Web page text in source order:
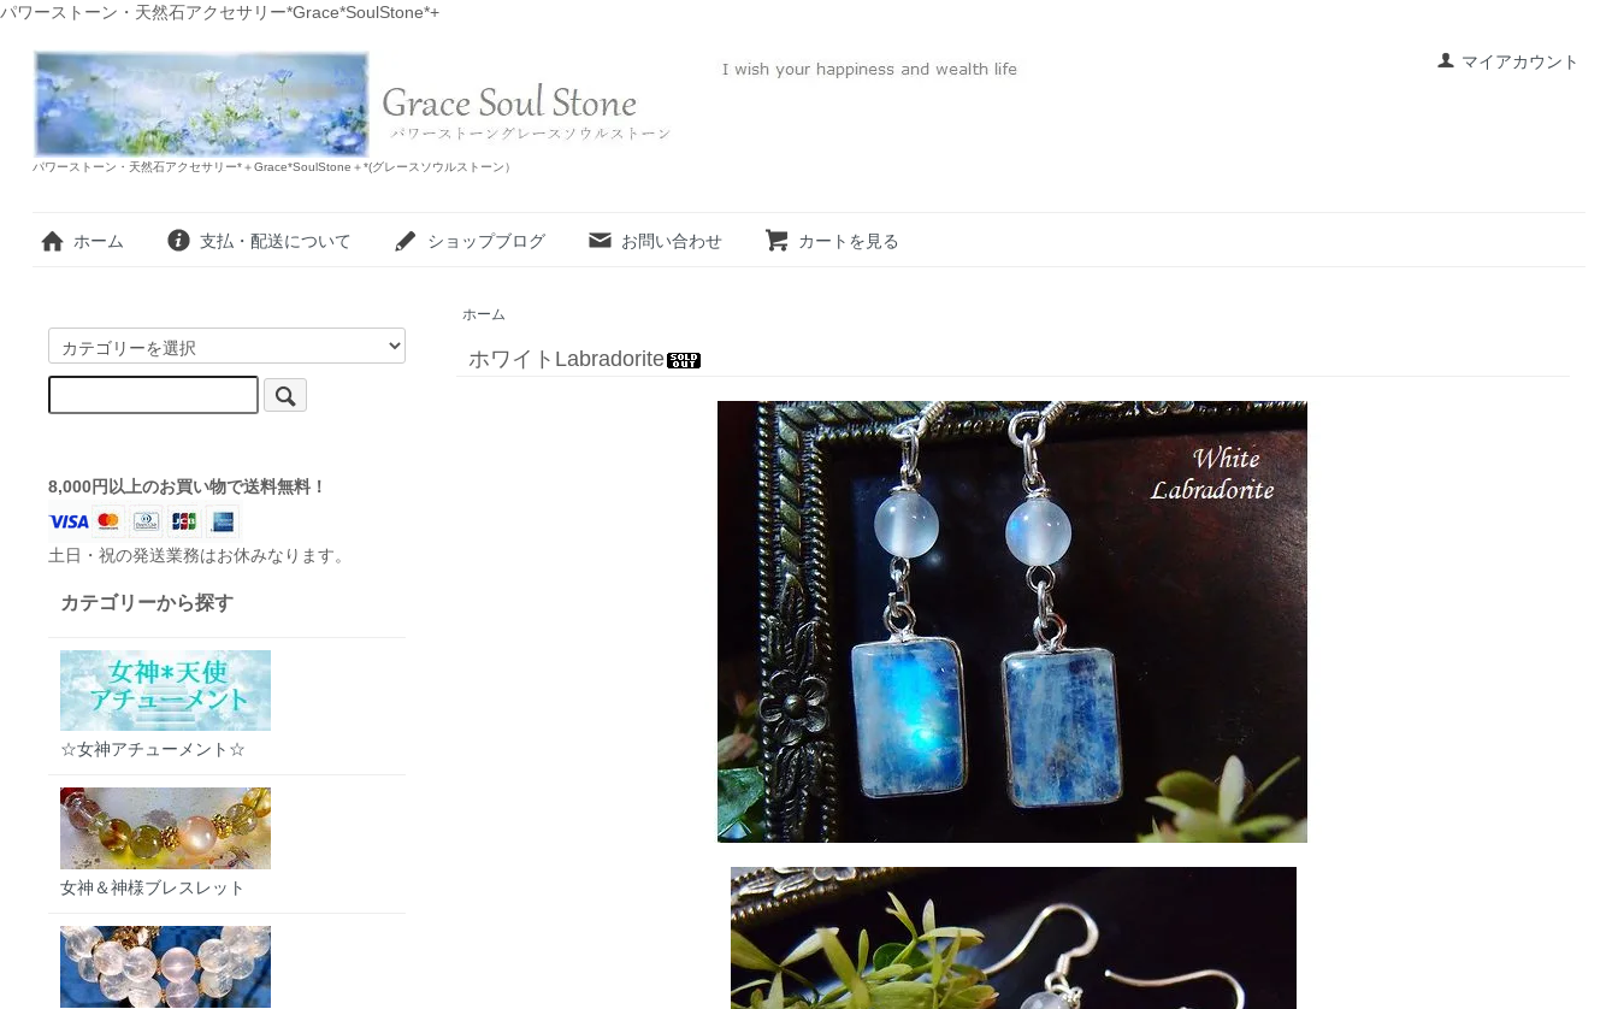
パワーストーン・天然石アクセサリー*Grace*SoulStone*+
マイアカウント
パワーストーン・天然石アクセサリー*＋Grace*SoulStone＋*(グレースソウルストーン）
ホーム 支払・配送について ショップブログ お問い合わせ カートを見る
ホーム
ホワイトLabradorite
8,000円以上のお買い物で送料無料！
土日・祝の発送業務はお休みなります。
カテゴリーから探す
☆女神アチューメント☆
女神＆神様ブレスレット